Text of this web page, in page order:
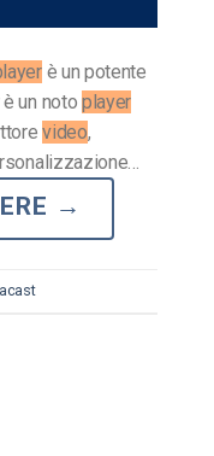
è un potente
è un noto player
video,
→